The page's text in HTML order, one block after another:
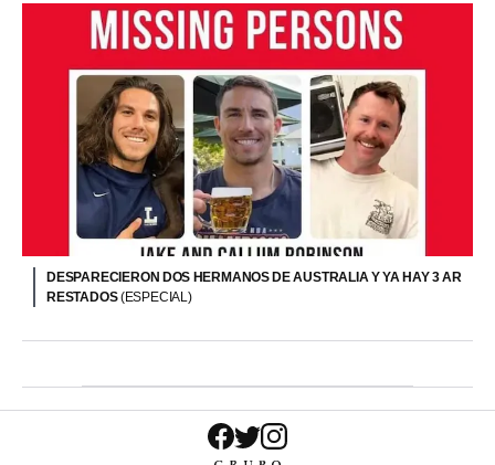
DESPARECIERON DOS HERMANOS DE AUSTRALIA Y YA HAY 3 AR
RESTADOS(ESPECIAL)